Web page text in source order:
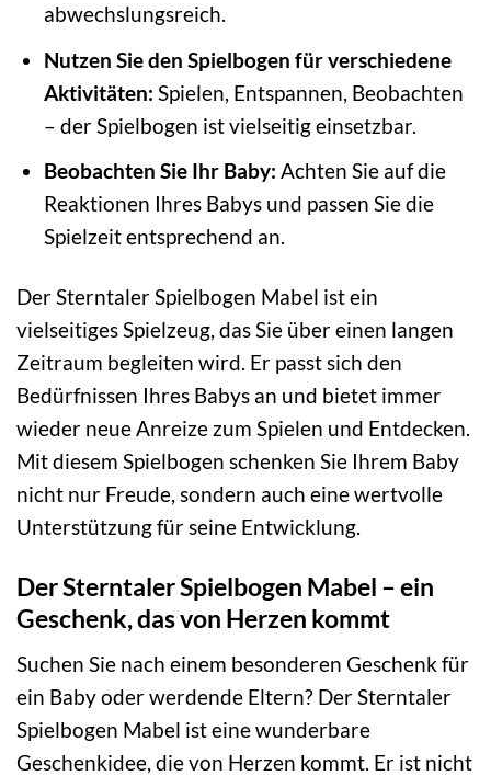
abwechslungsreich.
Nutzen Sie den Spielbogen für verschiedene
Aktivitäten: Spielen, Entspannen, Beobachten
– der Spielbogen ist vielseitig einsetzbar.
Beobachten Sie Ihr Baby: Achten Sie auf die
Reaktionen Ihres Babys und passen Sie die
Spielzeit entsprechend an.
Der Sterntaler Spielbogen Mabel ist ein
vielseitiges Spielzeug, das Sie über einen langen
Zeitraum begleiten wird. Er passt sich den
Bedürfnissen Ihres Babys an und bietet immer
wieder neue Anreize zum Spielen und Entdecken.
Mit diesem Spielbogen schenken Sie Ihrem Baby
nicht nur Freude, sondern auch eine wertvolle
Unterstützung für seine Entwicklung.
Der Sterntaler Spielbogen Mabel – ein
Geschenk, das von Herzen kommt
Suchen Sie nach einem besonderen Geschenk für
ein Baby oder werdende Eltern? Der Sterntaler
Spielbogen Mabel ist eine wunderbare
Geschenkidee, die von Herzen kommt. Er ist nicht